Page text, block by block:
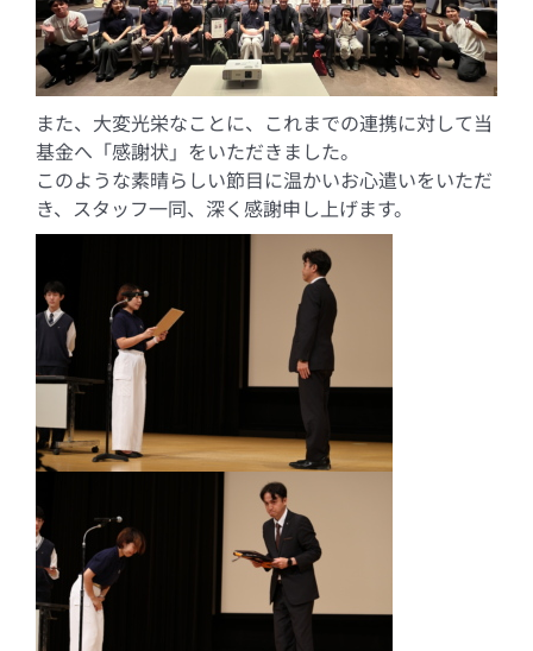
また、大変光栄なことに、これまでの連携に対して当
基金へ「感謝状」をいただきました。
このような素晴らしい節目に温かいお心遣いをいただ
き、スタッフ一同、深く感謝申し上げます。